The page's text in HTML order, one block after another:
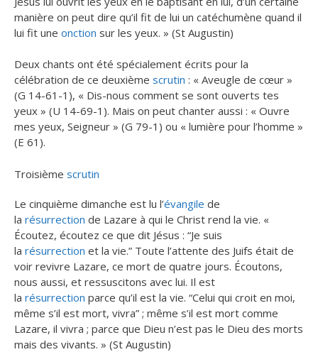
manière on peut dire qu’il fit de lui un catéchumène quand il
lui fit une onction sur les yeux. » (St Augustin)
Deux chants ont été spécialement écrits pour la
célébration de ce deuxième scrutin : « Aveugle de cœur »
(G 14-61-1), « Dis-nous comment se sont ouverts tes
yeux » (U 14-69-1). Mais on peut chanter aussi : « Ouvre
mes yeux, Seigneur » (G 79-1) ou « lumière pour l’homme »
(E 61).
Troisième scrutin
Le cinquième dimanche est lu l’évangile de
la résurrection de Lazare à qui le Christ rend la vie. «
Écoutez, écoutez ce que dit Jésus : “Je suis
la résurrection et la vie.” Toute l’attente des Juifs était de
voir revivre Lazare, ce mort de quatre jours. Écoutons,
nous aussi, et ressuscitons avec lui. Il est
la résurrection parce qu’il est la vie. “Celui qui croit en moi,
même s’il est mort, vivra” ; même s’il est mort comme
Lazare, il vivra ; parce que Dieu n’est pas le Dieu des morts
mais des vivants. » (St Augustin)